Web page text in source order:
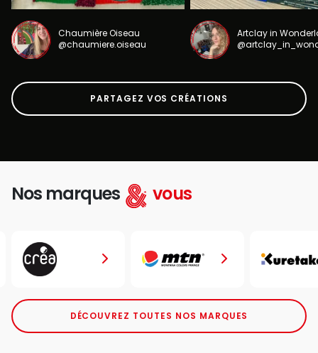
Chaumière Oiseau
@chaumiere.oiseau
Artclay in
PARTAGEZ VOS CRÉATIONS
Nos marques vous
DÉCOUVREZ TOUTES NOS MARQUES